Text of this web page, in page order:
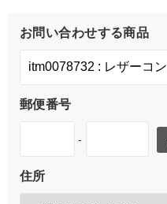
お問い合わせする商品
郵便番号
-
住所